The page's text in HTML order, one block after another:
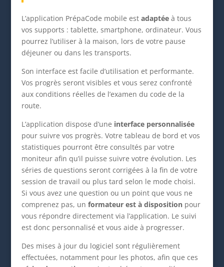
L’application PrépaCode mobile est adaptéeà tous
vos supports : tablette, smartphone, ordinateur. Vous
pourrez l’utiliser à la maison, lors de votre pause
déjeuner ou dans les transports.
Son interface est facile d’utilisation et performante.
Vos progrès seront visibles et vous serez confronté
aux conditions réelles de l’examen du code de la
route.
L’application dispose d’une interface personnalisée
pour suivre vos progrès. Votre tableau de bord et vos
statistiques pourront être consultés par votre
moniteur afin qu’il puisse suivre votre évolution. Les
séries de questions seront corrigées à la fin de votre
session de travail ou plus tard selon le mode choisi.
Si vous avez une question ou un point que vous ne
comprenez pas, un formateur est à dispositionpour
vous répondre directement via l’application. Le suivi
est donc personnalisé et vous aide à progresser.
Des mises à jour du logiciel sont régulièrement
effectuées, notamment pour les photos, afin que ces